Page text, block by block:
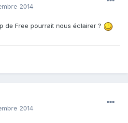
2014
de Free pourrait nous éclairer ?
2014